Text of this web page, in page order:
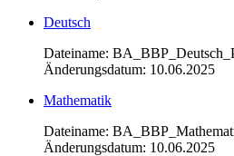
Deutsch
Dateiname:
Änderungsdatum: 10.06.2025
Mathematik
Dateiname:
Änderungsdatum: 10.06.2025